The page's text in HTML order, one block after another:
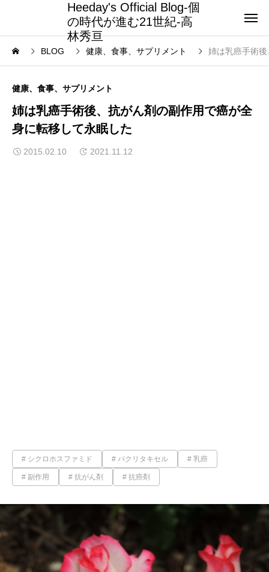
Heeday's Official Blog-個
の時代が進む21世紀-高
林秀亘
BLOG 健康、食事、サプリメント 姉は乳癌手術
健康、食事、サプリメント
姉は乳癌手術後、抗がん剤の副作用で癌が全
身に転移して永眠した
2015.02.10 2021.11.12
シクロホスファミド パクリタキセル 乳癌
副作用 抗がん剤 抗癌剤